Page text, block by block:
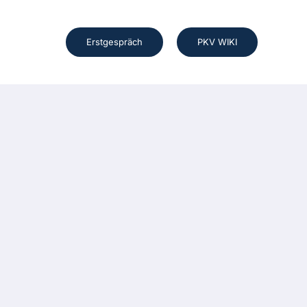
Erstgespräch PKV WIKI